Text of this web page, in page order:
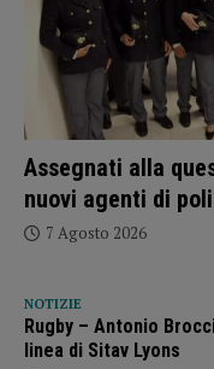
Assegnati alla
nuovi agenti di
7 Agosto 2026
NOTIZIE
Rugby – Antonio
linea di Sitav Lyons